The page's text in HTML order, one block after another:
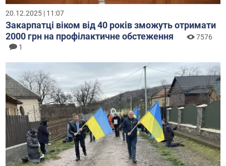
20.12.2025 | 11:07
Закарпатці віком від 40 років зможуть отримати
2000 грн на профілактичне обстеження
7576
1